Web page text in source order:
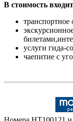
В стоимость
транспортное
услуги гида-
чаепитие с